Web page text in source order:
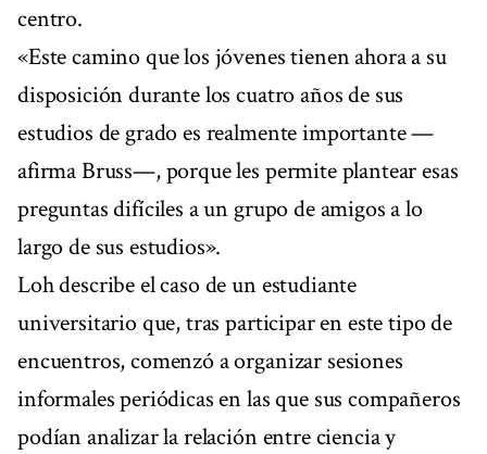
centro.
«Este camino que los jóvenes tienen ahora a su
disposición durante los cuatro años de sus
estudios de grado es realmente importante —
afirma Bruss—, porque les permite plantear esas
preguntas difíciles a un grupo de amigos a lo
largo de sus estudios».
Loh describe el caso de un estudiante
universitario que, tras participar en este tipo de
encuentros, comenzó a organizar sesiones
informales periódicas en las que sus compañeros
podían analizar la relación entre ciencia y